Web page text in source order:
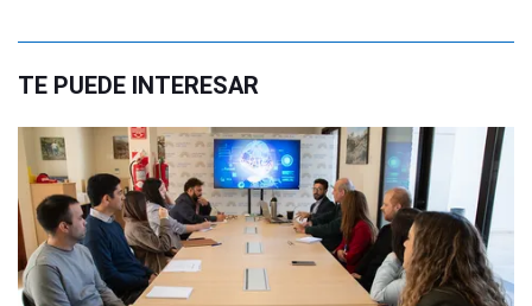
TE PUEDE INTERESAR